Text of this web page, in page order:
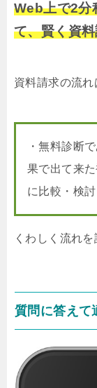
Web上で2分
て、賢く資
資料請求の流れ
・無料診断
果で出て来
に比較・検
くわしく流れを
質問に答えて